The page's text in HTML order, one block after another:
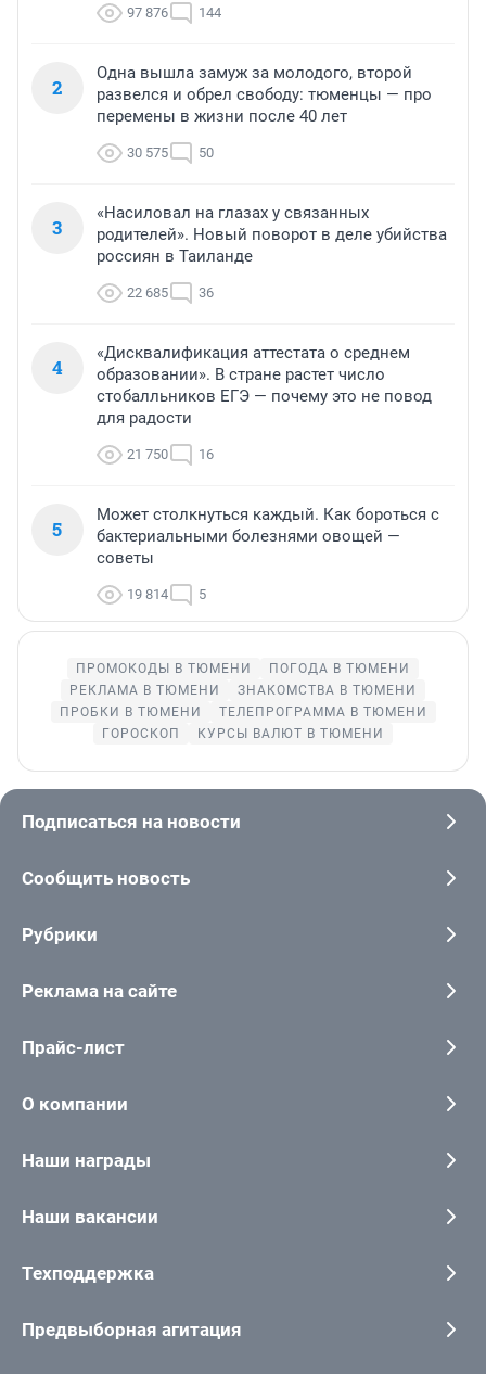
97 876 144
2
Одна вышла замуж за молодого, второй
развелся и обрел свободу: тюменцы — про
перемены в жизни после 40 лет
30 575 50
3
«Насиловал на глазах у связанных
родителей». Новый поворот в деле убийства
россиян в Таиланде
22 685 36
4
«Дисквалификация аттестата о среднем
образовании». В стране растет число
стобалльников ЕГЭ — почему это не повод
для радости
21 750 16
5
Может столкнуться каждый. Как бороться с
бактериальными болезнями овощей —
советы
19 814 5
ПРОМОКОДЫ В ТЮМЕНИ
ПОГОДА В ТЮМЕНИ
РЕКЛАМА В ТЮМЕНИ
ЗНАКОМСТВА В ТЮМЕНИ
ПРОБКИ В ТЮМЕНИ
ТЕЛЕПРОГРАММА В ТЮМЕНИ
ГОРОСКОП
КУРСЫ ВАЛЮТ В ТЮМЕНИ
Подписаться на новости
Сообщить новость
Рубрики
Реклама на сайте
Прайс-лист
О компании
Наши награды
Наши вакансии
Техподдержка
Предвыборная агитация